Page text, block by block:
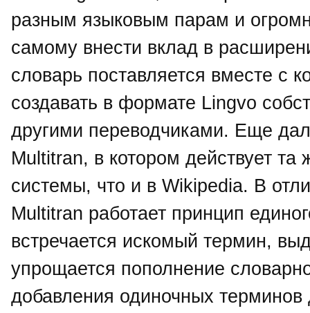
разным языковым парам и
самому внести вклад в
словарь поставляется вместе с
создавать в формате Lingvo
другими переводчиками. Еще
Multitran, в котором действует
системы, что и в Wikipedia. В
Multitran работает принцип
встречается искомый термин,
упрощается пополнение
добавления одиночных